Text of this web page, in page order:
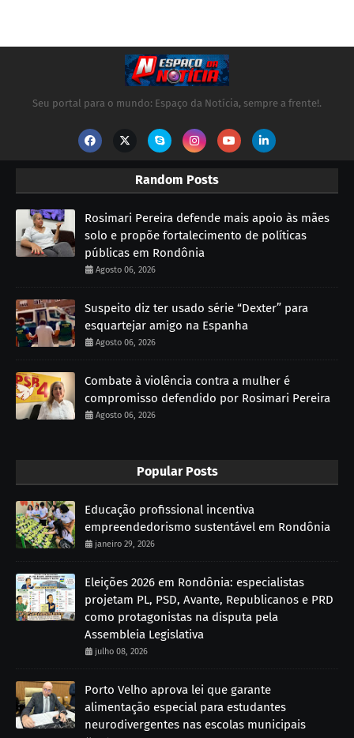
Seu portal para o mundo: Espaço da Notícia, sempre a frente!.
Random Posts
Rosimari Pereira defende mais apoio às mães
solo e propõe fortalecimento de políticas
públicas em Rondônia
Agosto 06, 2026
Suspeito diz ter usado série “Dexter” para
esquartejar amigo na Espanha
Agosto 06, 2026
Combate à violência contra a mulher é
compromisso defendido por Rosimari Pereira
Agosto 06, 2026
Popular Posts
Educação profissional incentiva
empreendedorismo sustentável em Rondônia
janeiro 29, 2026
Eleições 2026 em Rondônia: especialistas
projetam PL, PSD, Avante, Republicanos e PRD
como protagonistas na disputa pela
Assembleia Legislativa
julho 08, 2026
Porto Velho aprova lei que garante
alimentação especial para estudantes
neurodivergentes nas escolas municipais